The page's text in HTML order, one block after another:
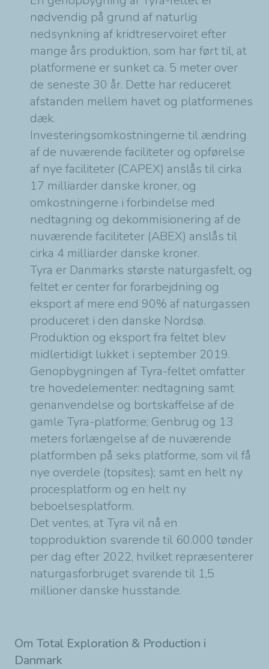
nødvendig på grund af naturlig
nedsynkning af kridtreservoiret efter
mange års produktion, som har ført til, at
platformene er sunket ca. 5 meter over
de seneste 30 år. Dette har reduceret
afstanden mellem havet og platformenes
dæk.
Investeringsomkostningerne til ændring
af de nuværende faciliteter og opførelse
af nye faciliteter (CAPEX) anslås til cirka
17 milliarder danske kroner, og
omkostningerne i forbindelse med
nedtagning og dekommisionering af de
nuværende faciliteter (ABEX) anslås til
cirka 4 milliarder danske kroner.
Tyra er Danmarks største naturgasfelt, og
feltet er center for forarbejdning og
eksport af mere end 90% af naturgassen
produceret i den danske Nordsø.
Produktion og eksport fra feltet blev
midlertidigt lukket i september 2019.
Genopbygningen af Tyra-feltet omfatter
tre hovedelementer: nedtagning samt
genanvendelse og bortskaffelse af de
gamle Tyra-platforme; Genbrug og 13
meters forlængelse af de nuværende
platformben på seks platforme, som vil få
nye overdele (topsites); samt en helt ny
procesplatform og en helt ny
beboelsesplatform.
Det ventes, at Tyra vil nå en
topproduktion svarende til 60.000 tønder
per dag efter 2022, hvilket repræsenterer
naturgasforbruget svarende til 1,5
millioner danske husstande.
Om Total Exploration & Production i
Danmark